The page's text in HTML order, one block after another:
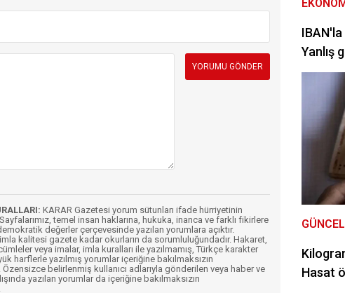
KARAR Gazetesi yorum sütunları ifade hürriyetinin
Sayfalarımız, temel insan haklarına, hukuka, inanca ve farklı fikirlere
değerler çerçevesinde yazılan yorumlara açıktır.
kalitesi gazete kadar okurların da sorumluluğundadır. Hakaret,
veya imalar, imla kuralları ile yazılmamış, Türkçe karakter
harflerle yazılmış yorumlar içeriğine bakılmaksızın
Özensizce belirlenmiş kullanıcı adlarıyla gönderilen veya haber ve
yazılan yorumlar da içeriğine bakılmaksızın
Yanlış
GÜNCEL
Hasat